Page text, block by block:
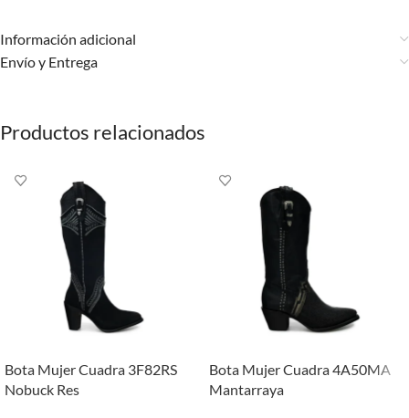
Información adicional
Envío y Entrega
Productos relacionados
Bota Mujer Cuadra 3F82RS
Nobuck Res
Bota Mujer Cuadra 4A50MA
Mantarraya